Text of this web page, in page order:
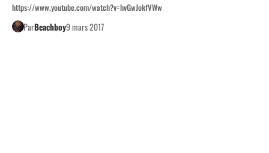
https://www.youtube.com/watch?v=hvGwJokfVWw
ParBeachboy9 mars 2017